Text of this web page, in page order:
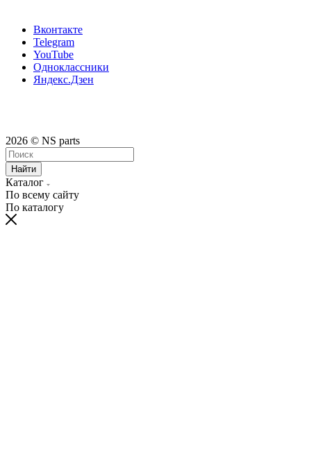
Вконтакте
Telegram
YouTube
Одноклассники
Яндекс.Дзен
2026 © NS parts
Найти
Каталог
По всему сайту
По каталогу